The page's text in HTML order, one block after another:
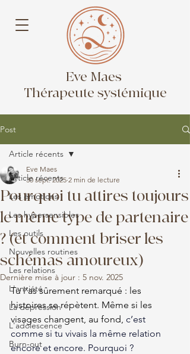
Eve Maes
Thérapeute systémique
Post
Article récents
Les émotions
Les hypersensibles
Les outils
Nouvelles routines
Les relations
L'anxiété
La dépression
L'adolescence
Burn-out
Article récents
Pourquoi tu attires toujours
le même type de partenaire
? (et comment briser les
schémas amoureux)
Eve Maes
30 sept. 2025 2 min de lecture
Dernière mise à jour : 5 nov. 2025
Tu l’as sûrement remarqué : les
histoires se répètent. Même si les
visages changent, au fond, c’est
comme si tu vivais la même relation
encore et encore. Pourquoi ?